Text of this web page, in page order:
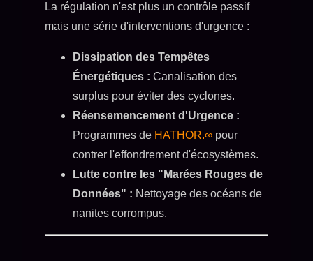
La régulation n'est plus un contrôle passif
mais une série d'interventions d'urgence :
Dissipation des Tempêtes
Énergétiques : Canalisation des
surplus pour éviter des cyclones.
Réensemencement d'Urgence :
Programmes de HATHOR.∞ pour
contrer l'effondrement d'écosystèmes.
Lutte contre les "Marées Rouges de
Données" : Nettoyage des océans de
nanites corrompus.